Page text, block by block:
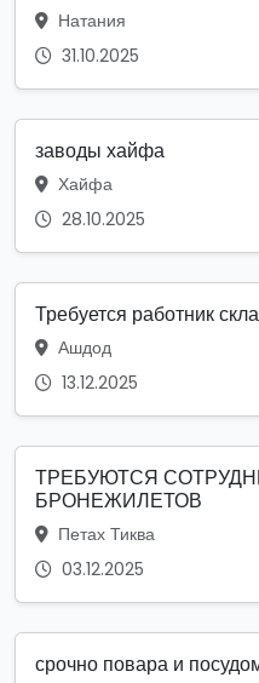
Натания
31.10.2025
заводы хайфа
Хайфа
28.10.2025
Требуется работник
Ашдод
13.12.2025
ТРЕБУЮТСЯ
БРОНЕЖИЛЕТОВ
Петах Тиква
03.12.2025
срочно повара и